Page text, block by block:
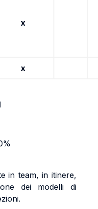
x
x
in team, in itinere,
dei modelli di